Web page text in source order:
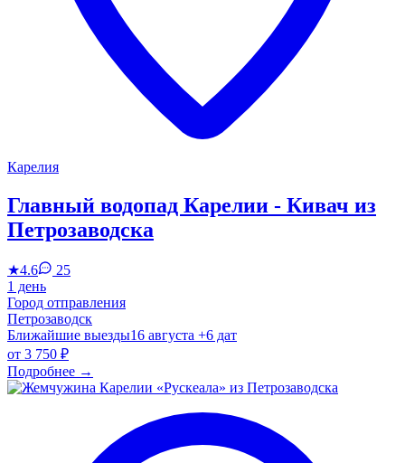
Карелия
Главный водопад Карелии - Кивач из
Петрозаводска
★4.6
25
1 день
Город отправления
Петрозаводск
Ближайшие выезды16 августа +6 дат
от 3 750 ₽
Подробнее →